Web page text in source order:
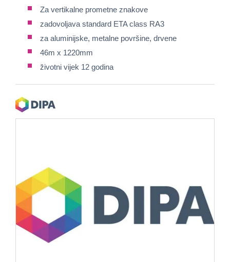
Za vertikalne prometne znakove
zadovoljava standard ETA class RA3
za aluminijske, metalne površine, drvene
46m x 1220mm
životni vijek 12 godina